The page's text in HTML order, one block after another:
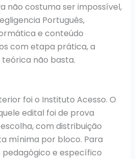
não costuma ser impossível,
Português,
e conteúdo
com etapa prática, a
não basta.
foi o Instituto Acesso. O
edital foi de prova
com distribuição
mínima por bloco. Para
e específico